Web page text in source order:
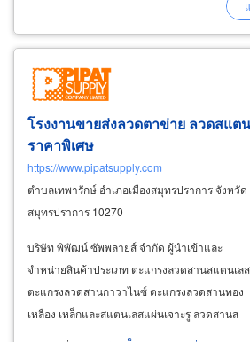
โรงงานขายส่งลวดตาข่าย ลวดสแต
ราคาพิเศษ
https://www.pipatsupply.com
ตำบลเทพารักษ์ อำเภอเมืองสมุทรปราการ จังหวัด
สมุทรปราการ 10270
บริษัท พิพัฒน์ ซัพพลายส์ จำกัด ผู้นำเข้าและ
จำหน่ายสินค้าประเภท ตะแกรงลวดสานสแตนเลส
ตะแกรงลวดสานกาวาไนซ์ ตะแกรงลวดสานทอง
เหลือง เหล็กและสแตนเลสแผ่นเจาะรู ลวดสานส
แตนเลส พลาสติกวิศวกรรม แมกกาไลท์ ปะเก็นอุต